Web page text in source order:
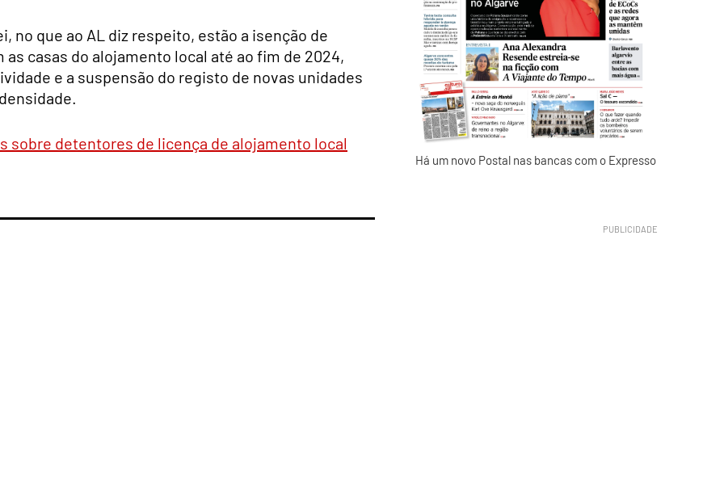
no que ao AL diz respeito, estão a isenção de
casas do alojamento local até ao fim de 2024,
e a suspensão do registo de novas unidades
sobre detentores de licença de alojamento local
Há um novo Postal nas bancas com o Expresso